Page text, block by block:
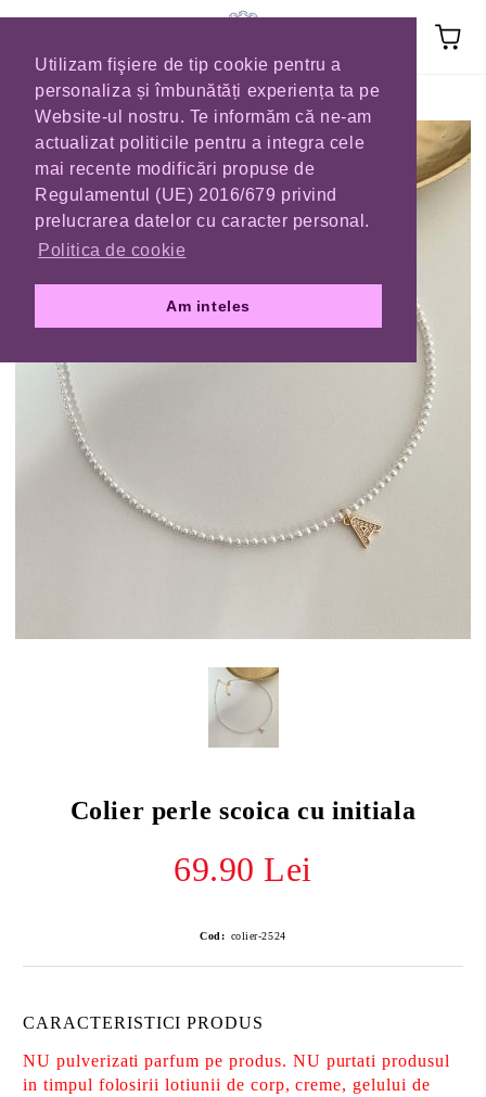
Utilizam fişiere de tip cookie pentru a
personaliza și îmbunătăți experiența ta pe
Website-ul nostru. Te informăm că ne-am
actualizat politicile pentru a integra cele
mai recente modificări propuse de
Regulamentul (UE) 2016/679 privind
prelucrarea datelor cu caracter personal.
Politica de cookie
Am inteles
Prima pagină COLIERE
Colier perle scoica cu initiala
69.90 Lei
Cod: colier-2524
CARACTERISTICI PRODUS
NU pulverizati parfum pe produs. NU purtati produsul
in timpul folosirii lotiunii de corp, creme, gelului de